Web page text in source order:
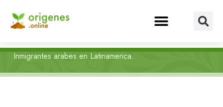
Inmigrantes arabes en Latinamerica.